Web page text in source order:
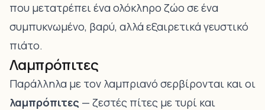
που μετατρέπει ένα ολόκληρο ζώο σε ένα
συμπυκνωμένο, βαρύ, αλλά εξαιρετικά γευστικό
πιάτο.
Λαμπρόπιτες
Παράλληλα με τον λαμπριανό σερβίρονται και οι
λαμπρόπιτες — ζεστές πίτες με τυρί και